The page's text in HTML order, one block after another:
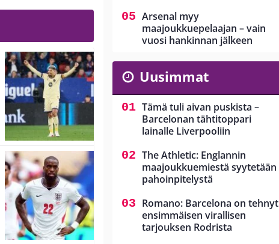
Arsenal myy
maajoukkuepelaajan – vain
vuosi hankinnan jälkeen
Uusimmat
Tämä tuli aivan puskista –
Barcelonan tähtitoppari
lainalle Liverpooliin
The Athletic: Englannin
maajoukkuemiestä syytetään
pahoinpitelystä
Romano: Barcelona on tehnyt
ensimmäisen virallisen
tarjouksen Rodrista